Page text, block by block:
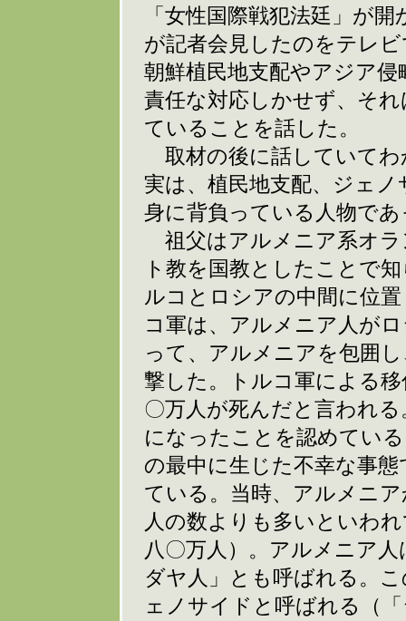
「女性国際戦犯法廷」が
が記者会見したのをテレ
朝鮮植民地支配やアジア
責任な対応しかせず、そ
ていることを話した。
取材の後に話していてわ
実は、植民地支配、ジェ
身に背負っている人物であ
祖父はアルメニア系オラ
ト教を国教としたことで
ルコとロシアの中間に位
コ軍は、アルメニア人が
って、アルメニアを包囲
撃した。トルコ軍による
〇万人が死んだと言われ
になったことを認めてい
の最中に生じた不幸な事
ている。当時、アルメニ
人の数よりも多いといわ
八〇万人）。アルメニア
ダヤ人」とも呼ばれる。
ェノサイドと呼ばれる（